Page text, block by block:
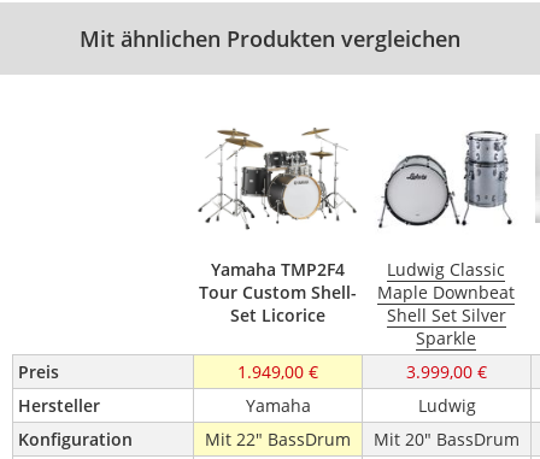
Mit ähnlichen Produkten vergleichen
Yamaha TMP2F4
Tour Custom Shell-
Set Licorice
Ludwig Classic
Maple Downbeat
Shell Set Silver
Sparkle
Preis
1.949,00 €
3.999,00 €
Hersteller
Yamaha
Ludwig
Konfiguration
Mit 22" BassDrum
Mit 20" BassDrum